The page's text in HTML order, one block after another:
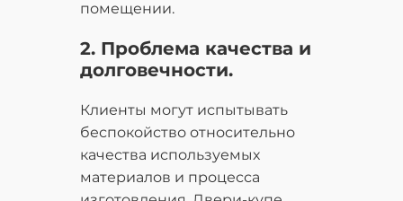
помещении.
2. Проблема качества и
долговечности.
Клиенты могут испытывать
беспокойство относительно
качества используемых
материалов и процесса